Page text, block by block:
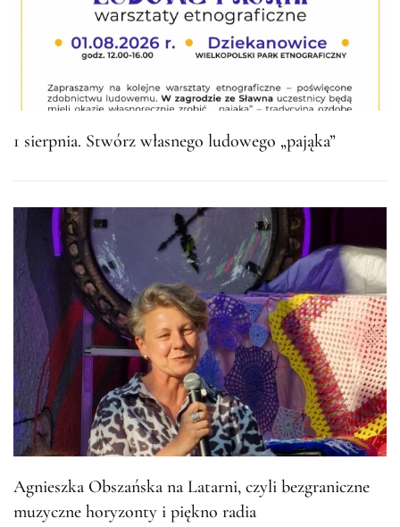
1 sierpnia. Stwórz własnego ludowego „pająka”
Agnieszka Obszańska na Latarni, czyli bezgraniczne
muzyczne horyzonty i piękno radia